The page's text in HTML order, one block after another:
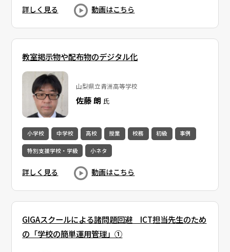
詳しく見る 動画はこちら
教室掲示物や配布物のデジタル化
山梨県立青洲高等学校
佐藤 朗 氏
小学校 中学校 高校 授業 校務 初級 事例
特別支援学校・学級 小ネタ
詳しく見る 動画はこちら
GIGAスクールによる諸問題回避 ICT担当先生のため
の「学校の簡単運用管理」①